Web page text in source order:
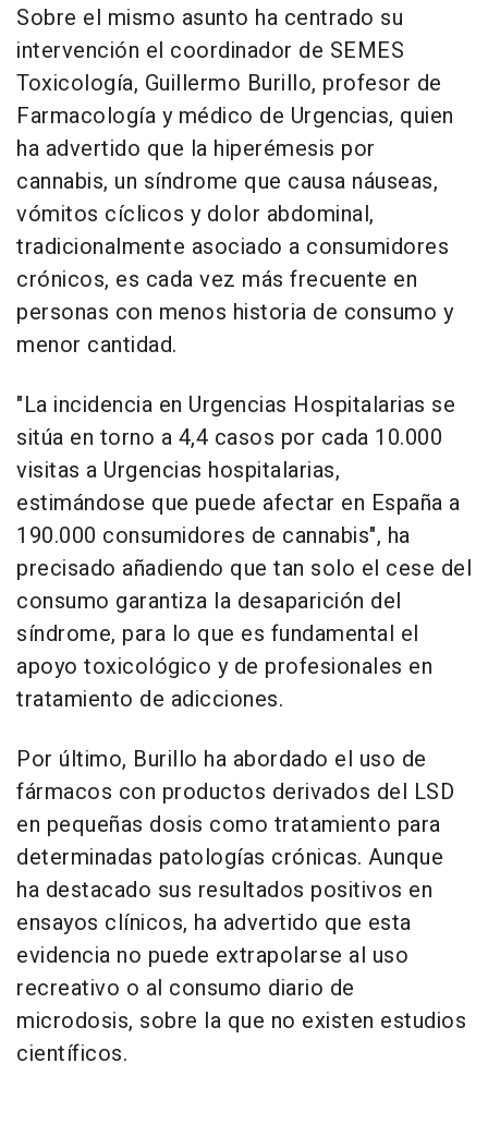
Sobre el mismo asunto ha centrado su
intervención el coordinador de SEMES
Toxicología, Guillermo Burillo, profesor de
Farmacología y médico de Urgencias, quien
ha advertido que la hiperémesis por
cannabis, un síndrome que causa náuseas,
vómitos cíclicos y dolor abdominal,
tradicionalmente asociado a consumidores
crónicos, es cada vez más frecuente en
personas con menos historia de consumo y
menor cantidad.
"La incidencia en Urgencias Hospitalarias se
sitúa en torno a 4,4 casos por cada 10.000
visitas a Urgencias hospitalarias,
estimándose que puede afectar en España a
190.000 consumidores de cannabis", ha
precisado añadiendo que tan solo el cese del
consumo garantiza la desaparición del
síndrome, para lo que es fundamental el
apoyo toxicológico y de profesionales en
tratamiento de adicciones.
Por último, Burillo ha abordado el uso de
fármacos con productos derivados del LSD
en pequeñas dosis como tratamiento para
determinadas patologías crónicas. Aunque
ha destacado sus resultados positivos en
ensayos clínicos, ha advertido que esta
evidencia no puede extrapolarse al uso
recreativo o al consumo diario de
microdosis, sobre la que no existen estudios
científicos.